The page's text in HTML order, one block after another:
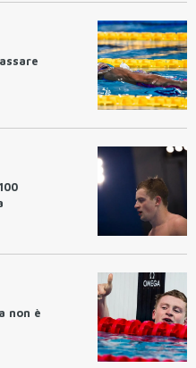
non è